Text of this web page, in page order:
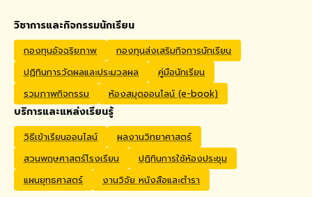
Studies, PE, Arts, or a
Speakers or Non-Native
English Speakers with a
verified TOEIC score of at
least 785. Prior teaching
experience is preferred.
Application Process
Interested candidates
should submit their CV,
passport copy, degree
certificates, relevant
transcripts/documents,
วิชาการและกิจกรรมนักเรียน
กองทุนอัจฉริยภาพ
กองทุนส่งเสริมกิจการนักเรียน
ปฏิทินการวัดผลและประมวลผล
คู่มือนักเรียน
รวมภาพกิจกรรม
ห้องสมุดออนไลน์ (e-book)
บริการและแหล่งเรียนรู้
วิธีเข้าเรียนออนไลน์
ผลงานวิทยาศาสตร์
สวนพฤษศาสตร์โรงเรียน
ปฏิทินการใช้ห้องประชุม
แผนยุทธศาสตร์
งานวิจัย หนังสือและตำรา